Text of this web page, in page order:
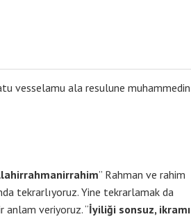
vesselamu ala resulune muhammedin
” Rahman ve rahim
tekrarlıyoruz. Yine tekrarlamak da
anlam veriyoruz. “İyiliği sonsuz, ikramı